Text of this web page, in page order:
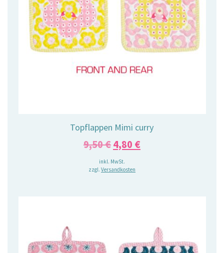
Topflappen Mimi curry
9,50€Ursprünglicher
Preis
war:
4,80 €Aktueller
inkl. MwSt.
zzgl. Versandkosten